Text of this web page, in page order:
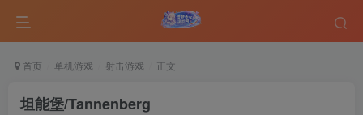
首页 单机游戏 射击游戏 正文
坦能堡/Tannenberg